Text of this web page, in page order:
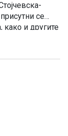
се
како и другите
од
и се […]